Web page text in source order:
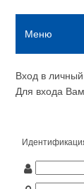
Меню
Вход в личный
Для входа